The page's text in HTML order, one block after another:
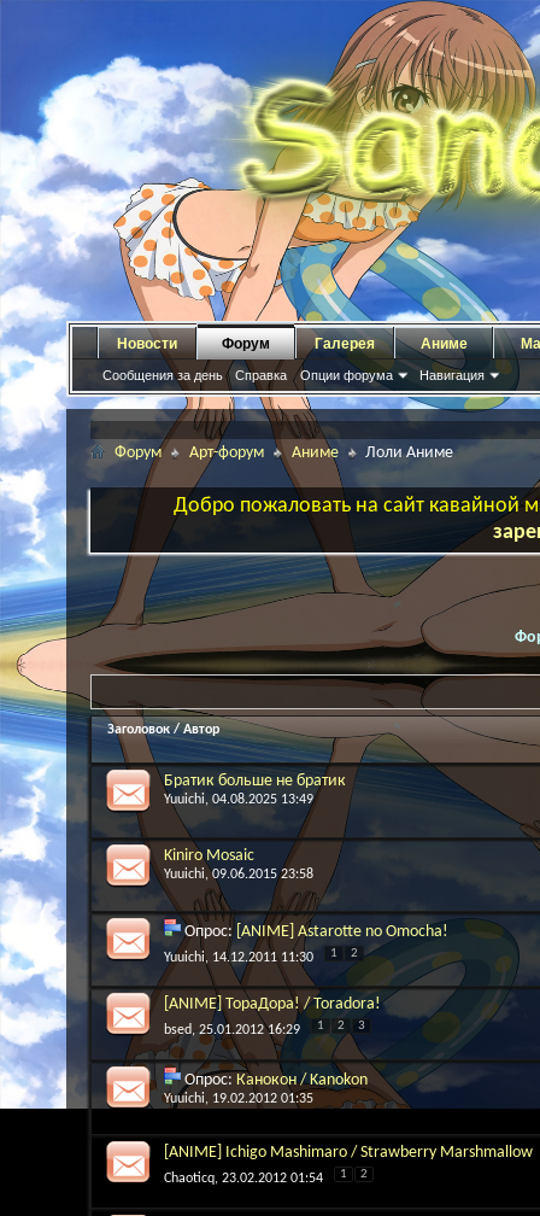
Новости Форум
Сообщения за день Справка Опции форума Навигация
Галерея Аниме
Форум Арт-форум Аниме Лоли Аниме
Добро пожаловать на сайт кавайной
Заголовок/Автор
Братик больше не братик
Yuuichi, 04.08.2025 13:49
Kiniro Mosaic
Yuuichi, 09.06.2015 23:58
Опрос: [ANIME] Astarotte no Omocha!
Yuuichi, 14.12.2011 11:30 1 2
[ANIME] ТораДора! / Toradora!
bsed, 25.01.2012 16:29 1 2 3
Опрос: Канокон / Kanokon
Yuuichi, 19.02.2012 01:35
[ANIME] Ichigo Mashimaro / Strawberry Marshmallow
Chaoticq, 23.02.2012 01:54 1 2